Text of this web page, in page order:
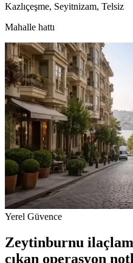
Kazlıçeşme, Seyitnizam, Telsiz
Mahalle hattı
Yerel Güvence
Zeytinburnu
çıkan operasyon